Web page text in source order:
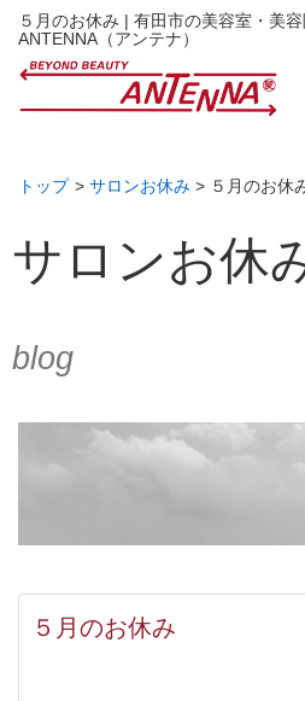
５月のお休み | 有田市の美容室・美
ANTENNA（アンテナ）
トップ > サロンお休み > ５月のお休
サロンお休
blog
５月のお休み